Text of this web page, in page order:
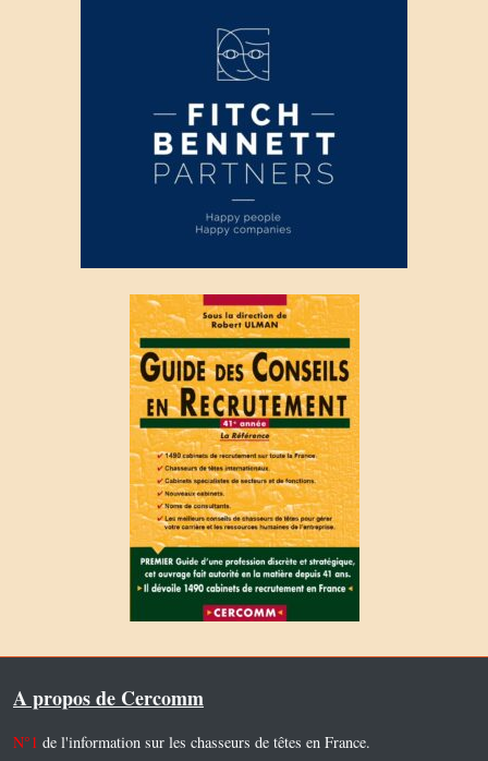
A propos de Cercomm
N°1 de l'information sur les chasseurs de têtes en France.